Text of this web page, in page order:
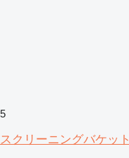
5
スクリーニングバケット